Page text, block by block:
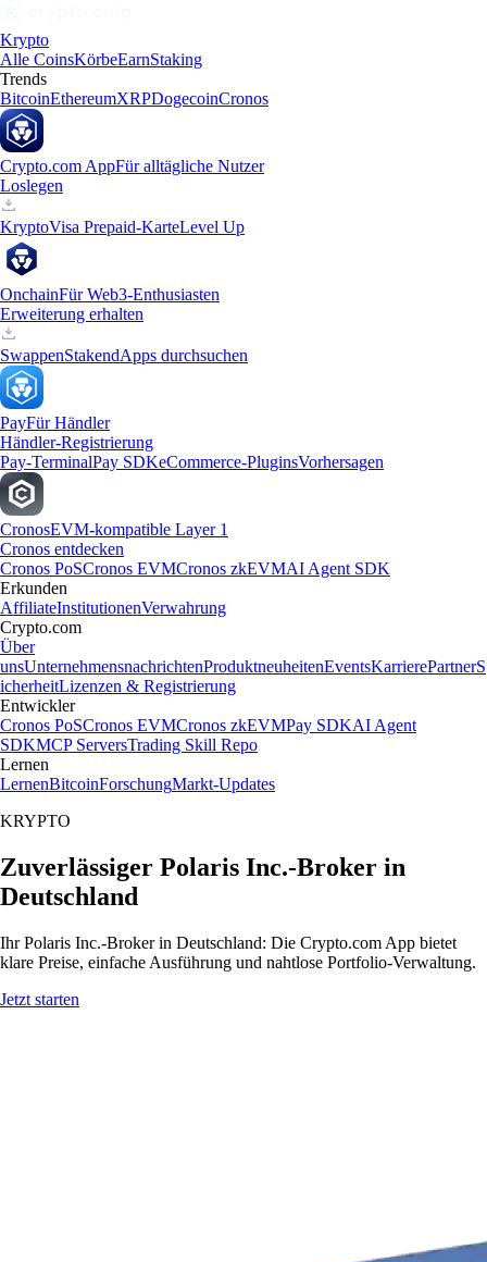
Krypto
Alle CoinsKörbeEarnStaking
Trends
BitcoinEthereumXRPDogecoinCronos
Crypto.com AppFür alltägliche Nutzer
Loslegen
KryptoVisa Prepaid-KarteLevel Up
OnchainFür Web3-Enthusiasten
Erweiterung erhalten
SwappenStakendApps durchsuchen
PayFür Händler
Händler-Registrierung
Pay-TerminalPay SDKeCommerce-PluginsVorhersagen
CronosEVM-kompatible Layer 1
Cronos entdecken
Cronos PoSCronos EVMCronos zkEVMAI Agent SDK
Erkunden
AffiliateInstitutionenVerwahrung
Crypto.com
Über
unsUnternehmensnachrichtenProduktneuheitenEventsKarrierePartnerS
icherheitLizenzen & Registrierung
Entwickler
Cronos PoSCronos EVMCronos zkEVMPay SDKAI Agent
SDKMCP ServersTrading Skill Repo
Lernen
LernenBitcoinForschungMarkt-Updates
KRYPTO
Zuverlässiger Polaris Inc.-Broker in
Deutschland
Ihr Polaris Inc.-Broker in Deutschland: Die Crypto.com App bietet
klare Preise, einfache Ausführung und nahtlose Portfolio-Verwaltung.
Jetzt starten